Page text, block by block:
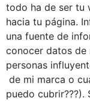
todo ha de ser tu
hacia tu página.
una fuente de
conocer datos de
personas
de mi marca o
puedo cubrir???).